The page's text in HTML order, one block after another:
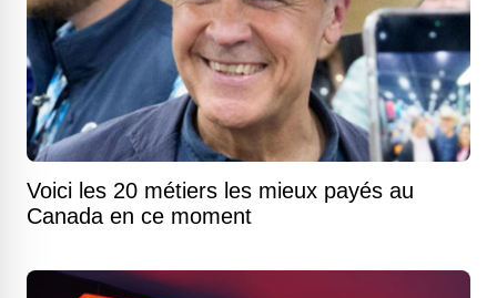
Voici les 20 métiers les mieux payés au
Canada en ce moment